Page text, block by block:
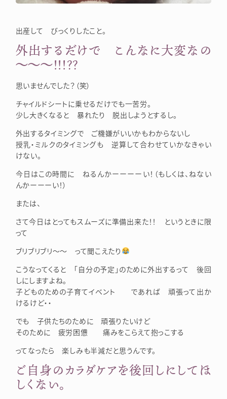
出産して びっくりしたこと。
外出するだけで こんなに大変なの
～～～！！！？？
思いませんでした？（笑）
チャイルドシートに乗せるだけでも一苦労。
少し大きくなると 暴れたり 脱出しようとするし。
外出するタイミングで ご機嫌がいいかもわからないし
授乳・ミルクのタイミングも 逆算して合わせていかなきゃい
けない。
今日はこの時間に ねるんかーーーーい！（もしくは、ねない
んかーーーい！）
または、
さて今日はとってもスムーズに準備出来た！！ というときに限
って
ブリブリブリ～～ って聞こえたり
こうなってくると 「自分の予定」のために外出するって 後回
しにしますよね。
子どものための子育てイベント であれば 頑張って出か
けるけど・・
でも 子供たちのために 頑張りたいけど
そのために 疲労困憊 痛みをこらえて抱っこする
ってなったら 楽しみも半減だと思うんです。
ご自身のカラダケアを後回しにしてほ
しくない。